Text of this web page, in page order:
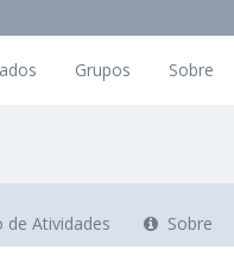
Grupos Sobre
de Atividades Sobre